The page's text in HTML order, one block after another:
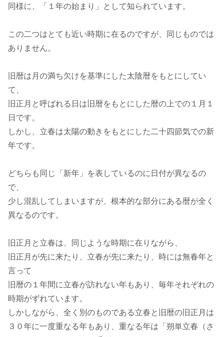
同様に、「１年の始まり」として知られています。
この二つはとても近い時期に在るのですが、同じものでは
ありません。
旧暦は月の満ち欠けを基準にした太陰暦をもとにしてい
て、
旧正月と呼ばれる日は旧暦をもとにした暦の上での１月１
日です。
しかし、立春は太陽の動きをもとにした二十四節気での新
年です。
どちらも同じ「新年」を表しているのに日付が異なるの
で、
少し混乱してしまいますが、根本的な部分にある暦が全く
異なるのです。
旧正月と立春は、同じような時期に在りながら、
旧正月が先に来たり、立春が先に来たり、時には無春年と
言って
旧暦の１年間に立春が訪れない年もあり、毎年それぞれの
時期がずれています。
しかしながら、全く別のものである立春と旧暦の旧正月は
３０年に一度重なる年もあり、重なる年は「朔単立春（さ